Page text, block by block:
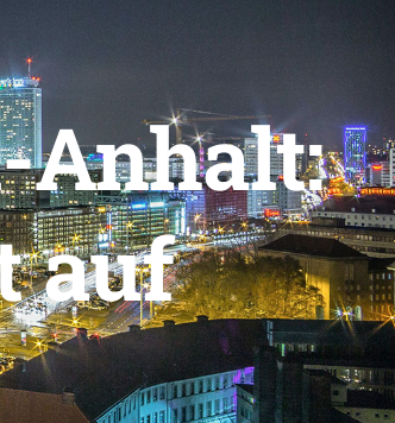
Anhalt:
auf